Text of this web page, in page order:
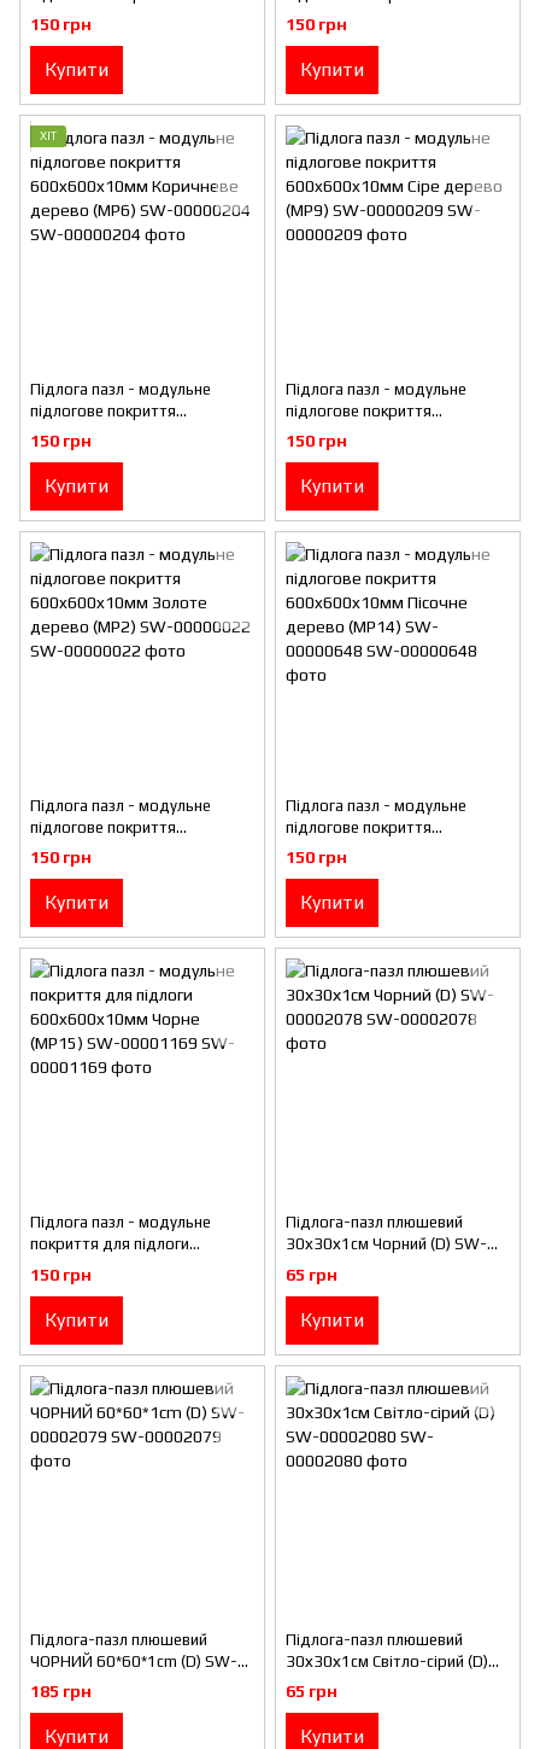
600x600x10мм Океан (МР5)
SW-00000141
150 грн
Купити
600x600x10мм Зелена трава
(МР4) SW-00000153
150 грн
Купити
ХІТ
Підлога пазл - модульне
підлогове покриття
600x600x10мм Коричневе
дерево (МР6) SW-00000204
150 грн
Купити
Підлога пазл - модульне
підлогове покриття
600x600x10мм Сіре дерево
(МР9) SW-00000209
150 грн
Купити
Підлога пазл - модульне
підлогове покриття
600x600x10мм Золоте
дерево (МР2) SW-00000022
150 грн
Купити
Підлога пазл - модульне
підлогове покриття
600x600x10мм Пісочне
дерево (МР14) SW-00000648
150 грн
Купити
Підлога пазл - модульне
покриття для підлоги
600x600x10мм Чорне (МР15)
SW-00001169
150 грн
Купити
Підлога-пазл плюшевий
30х30х1см Чорний (D) SW-
00002078
65 грн
Купити
Підлога-пазл плюшевий
ЧОРНИЙ 60*60*1cm (D) SW-
00002079
185 грн
Купити
Підлога-пазл плюшевий
30х30х1см Світло-сірий (D)
SW-00002080
65 грн
Купити